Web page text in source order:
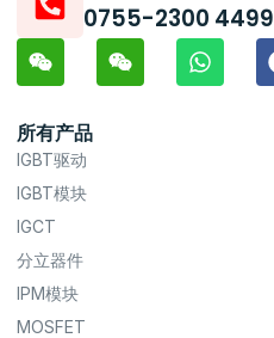
0755-2300 4499
所有产品
IGBT驱动
IGBT模块
IGCT
分立器件
IPM模块
MOSFET